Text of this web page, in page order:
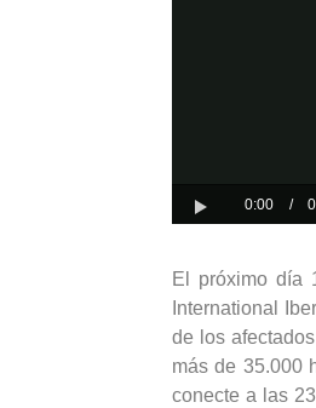
El próximo día
International
de los
más de 35.000
conecte a las